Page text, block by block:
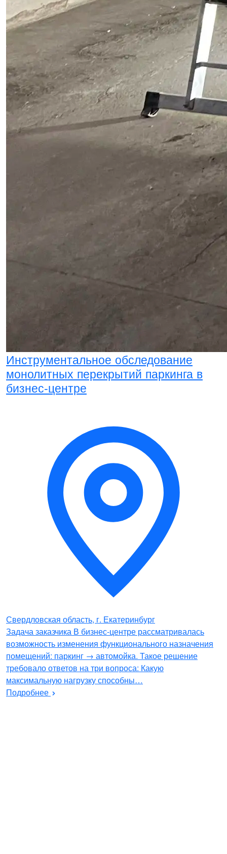
Инструментальное обследование
монолитных перекрытий паркинга в
бизнес-центре
Свердловская область, г. Екатеринбург
Задача заказчика В бизнес-центре рассматривалась
возможность изменения функционального назначения
помещений: паркинг → автомойка. Такое решение
требовало ответов на три вопроса: Какую
максимальную нагрузку способны…
Подробнее